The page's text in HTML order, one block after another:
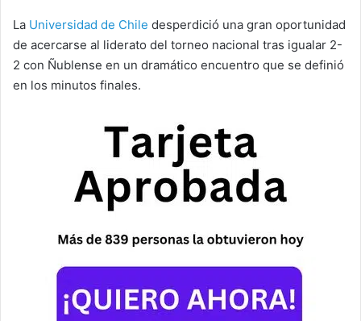
La Universidad de Chile desperdició una gran oportunidad
de acercarse al liderato del torneo nacional tras igualar 2-
2 con Ñublense en un dramático encuentro que se definió
en los minutos finales.